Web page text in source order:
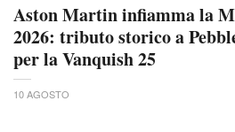
Aston Martin infiamma la
2026: tributo storico a
per la Vanquish 25
10 AGOSTO